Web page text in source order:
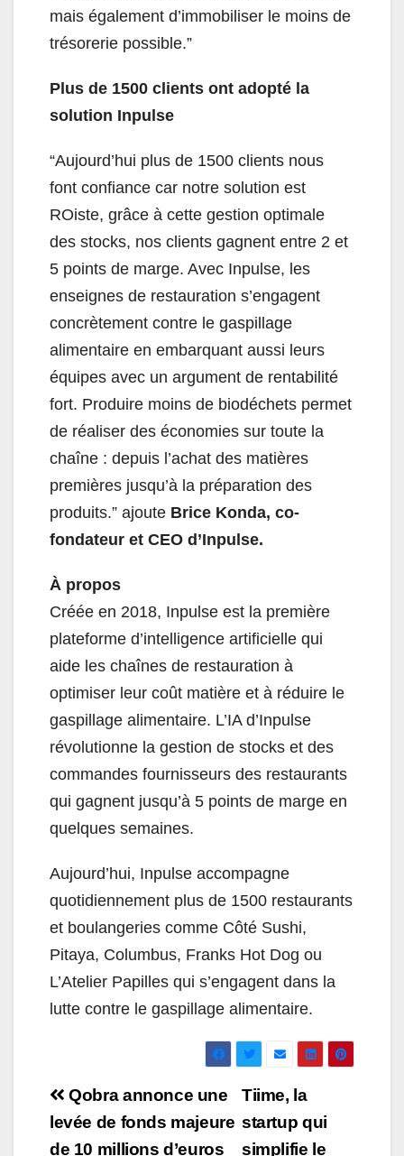
mais également d’immobiliser le moins de
trésorerie possible.”
Plus de 1500 clients ont adopté la
solution Inpulse
“Aujourd’hui plus de 1500 clients nous
font confiance car notre solution est
ROiste, grâce à cette gestion optimale
des stocks, nos clients gagnent entre 2 et
5 points de marge. Avec Inpulse, les
enseignes de restauration s’engagent
concrètement contre le gaspillage
alimentaire en embarquant aussi leurs
équipes avec un argument de rentabilité
fort. Produire moins de biodéchets permet
de réaliser des économies sur toute la
chaîne : depuis l’achat des matières
premières jusqu’à la préparation des
produits.” ajoute Brice Konda, co-
fondateur et CEO d’Inpulse.
À propos
Créée en 2018, Inpulse est la première
plateforme d’intelligence artificielle qui
aide les chaînes de restauration à
optimiser leur coût matière et à réduire le
gaspillage alimentaire. L’IA d’Inpulse
révolutionne la gestion de stocks et des
commandes fournisseurs des restaurants
qui gagnent jusqu’à 5 points de marge en
quelques semaines.
Aujourd’hui, Inpulse accompagne
quotidiennement plus de 1500 restaurants
et boulangeries comme Côté Sushi,
Pitaya, Columbus, Franks Hot Dog ou
L’Atelier Papilles qui s’engagent dans la
lutte contre le gaspillage alimentaire.
Navigation
de
Tiime, la
startup qui
simplifie le
Qobra annonce une
levée de fonds majeure
de 10 millions d’euros